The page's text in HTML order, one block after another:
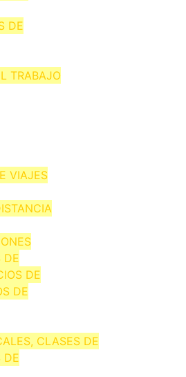
DE
TRABAJO
VIAJES
DE
DE
DE
CLASES DE
DE